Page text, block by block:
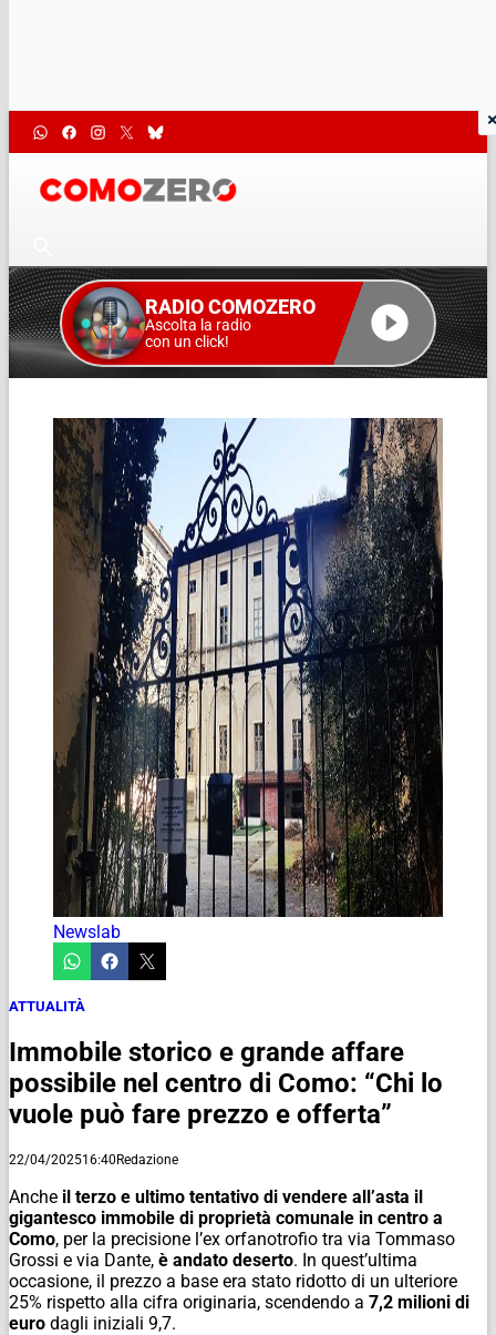
RADIO COMOZERO
Ascolta la radio
con un click!
Newslab
ATTUALITÀ
Immobile storico e grande affare
possibile nel centro di Como: “Chi lo
vuole può fare prezzo e offerta”
22/04/202516:40Redazione
Anche il terzo e ultimo tentativo di vendere all’asta il
gigantesco immobile di proprietà comunale in centro a
Como, per la precisione l’ex orfanotrofio tra via Tommaso
Grossi e via Dante, è andato deserto. In quest’ultima
occasione, il prezzo a base era stato ridotto di un ulteriore
25% rispetto alla cifra originaria, scendendo a 7,2 milioni di
euro dagli iniziali 9,7.